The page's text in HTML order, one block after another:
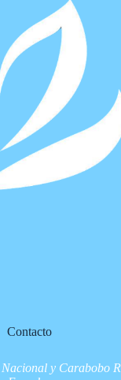
Contacto
y Carabobo